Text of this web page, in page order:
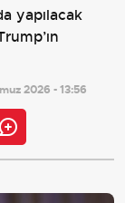
yapılacak
2026 - 13:56